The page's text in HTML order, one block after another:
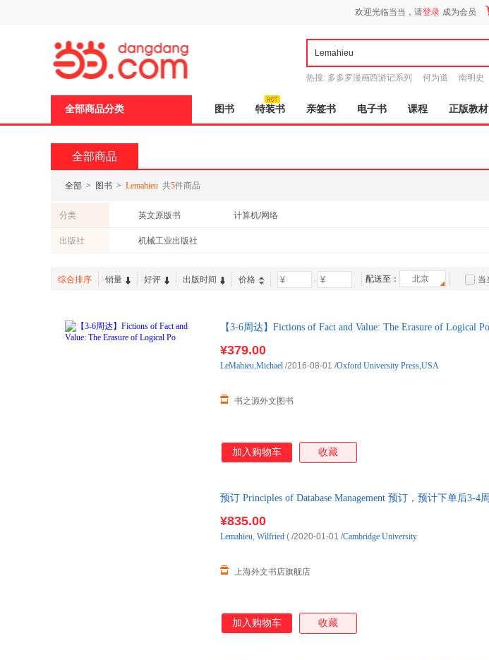
欢迎光临当当，请登录 成为会员
热搜: 多多罗漫画西游记系列 何为道 南明史
全部商品分类 图书 特装书 亲签书 电子书 课程 正版教材
全部商品
全部 > 图书 > Lemahieu 共5件商品
分类 英文原版书 计算机/网络
出版社 机械工业出版社
综合排序 销量 好评 出版时间 价格 - 配送至： 北京 当
【3-6周达】Fictions of Fact and Value: The Erasure of
¥379.00
书之源外文图书
LeMahieu,Michael /2016-08-01 /Oxford University Press,USA
加入购物车 收藏
预订 Principles of Database Management 预订，预计下单后3-4
¥835.00
上海外文书店旗舰店
Lemahieu, Wilfried ( /2020-01-01 /Cambridge University
加入购物车 收藏
页